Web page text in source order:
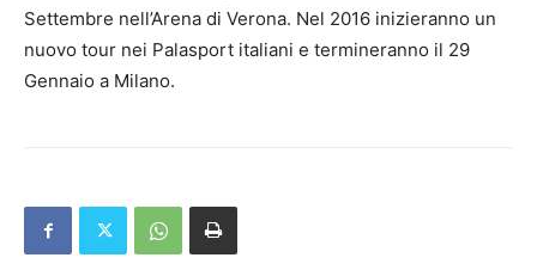
Settembre nell’Arena di Verona. Nel 2016 inizieranno un
nuovo tour nei Palasport italiani e termineranno il 29
Gennaio a Milano.